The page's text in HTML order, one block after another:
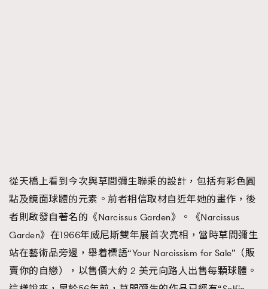
從天橋上看到今次與草間彌生聯乘的設計，包括有彩色圓
點及鏡面球體的元素。前者相信取材自近年她的畫作，後
者則啟發自著名的《Narcissus Garden》。《Narcissus
Garden》在1966年威尼斯雙年展首次亮相，當時草間彌生
站在藝術品旁邊，舉着標語“Your Narcissism for Sale”（販
賣你的自戀），以售價大約 2 美元向路人出售每顆球體。